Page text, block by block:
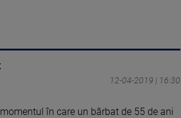
12-04-2019 | 16:30
în care un bărbat de 55 de ani